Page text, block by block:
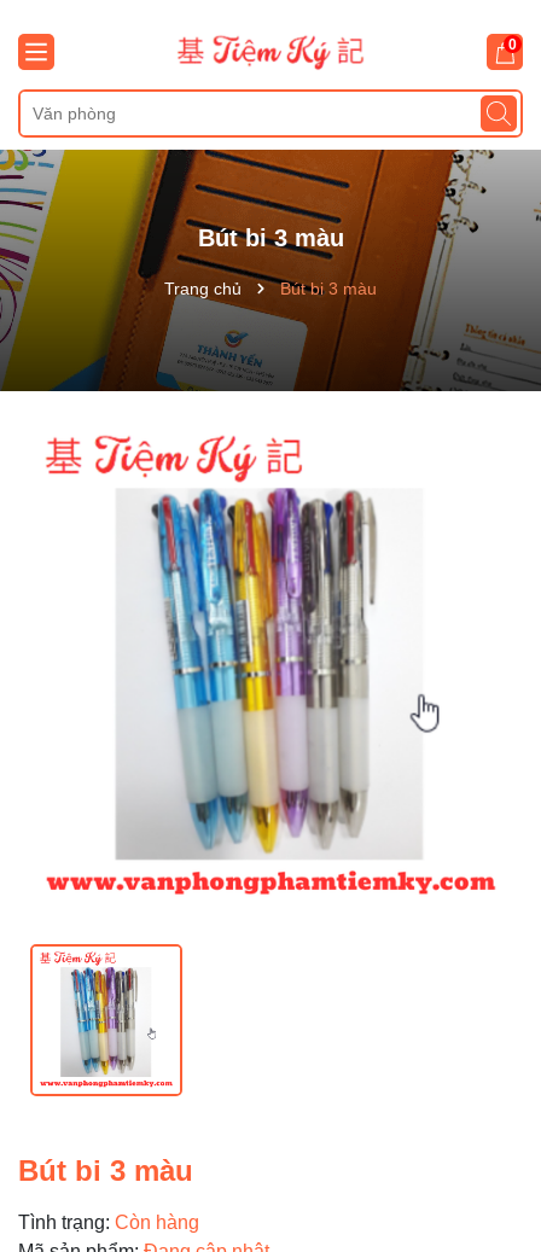
0
Bút bi 3 màu
Trang chủ Bút bi 3 màu
Bút bi 3 màu
Tình trạng: Còn hàng